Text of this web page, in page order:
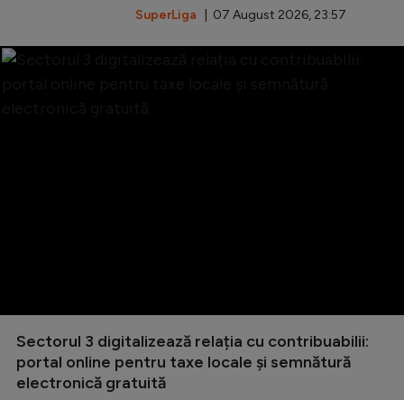
SuperLiga | 07 August 2026, 23:57
Sectorul 3 digitalizează relația cu contribuabilii:
portal online pentru taxe locale și semnătură
electronică gratuită